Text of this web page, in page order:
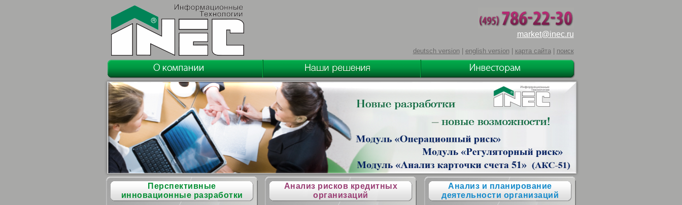
market@inec.ru
deutsch version| english version| карта сайта| поиск
Перспективные
инновационные разработки
Анализ рисков кредитных
организаций
Анализ и планирование
деятельности организаций